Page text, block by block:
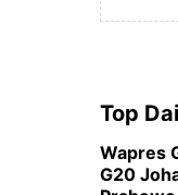
Top
Wapres
G20